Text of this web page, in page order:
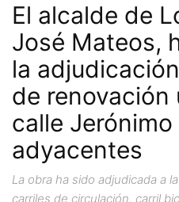
El alcalde de
José Mateos,
la
de renovación
calle Jerónimo
adyacentes
La obra ha sido adjudicada a
carriles de circulación, carril